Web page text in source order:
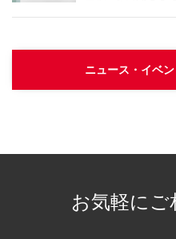
ニュース・イベ
お気軽にご